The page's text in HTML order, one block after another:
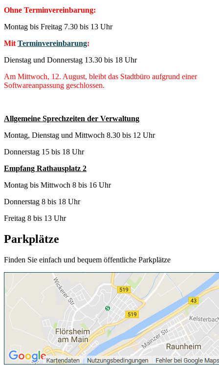
Ohne Terminvereinbarung:
Montag bis Freitag 7.30 bis 13 Uhr
Mit Terminvereinbarung:
Dienstag und Donnerstag 13.30 bis 18 Uhr
Am Mittwoch, 12. August, bleibt das Stadtbüro aufgrund einer
Softwareanpassung geschlossen.
Allgemeine Sprechzeiten der Verwaltung
Montag, Dienstag und Mittwoch 8.30 bis 12 Uhr
Donnerstag 15 bis 18 Uhr
Empfang Rathausplatz 2
Montag bis Mittwoch 8 bis 16 Uhr
Donnerstag 8 bis 18 Uhr
Freitag 8 bis 13 Uhr
Parkplätze
Finden Sie einfach und bequem öffentliche Parkplätze